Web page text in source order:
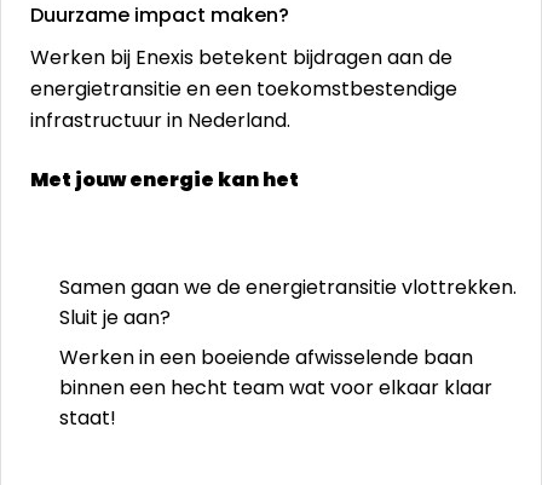
Duurzame impact maken?
Werken bij Enexis betekent bijdragen aan de
energietransitie en een toekomstbestendige
infrastructuur in Nederland.
Met jouw energie kan het
Samen gaan we de energietransitie vlottrekken.
Sluit je aan?
Werken in een boeiende afwisselende baan
binnen een hecht team wat voor elkaar klaar
staat!